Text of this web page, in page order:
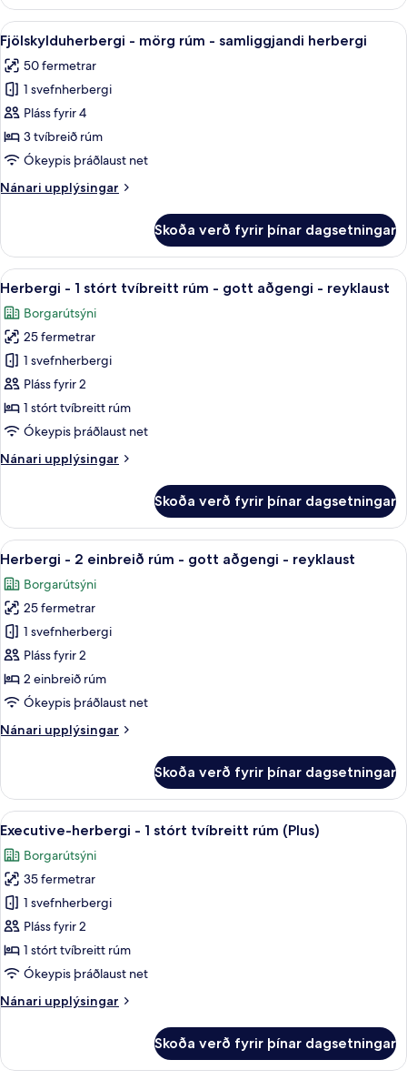
reyklaust
-
meðalstórt
tvíbreitt
rúm
reyklaust
Skoða
allar
myndir
fyrir
Fjölskylduherbergi
-
mörg
-
12
Fjölskylduherbergi - mörg rúm - samliggjandi herbergi
50 fermetrar
1 svefnherbergi
Pláss fyrir 4
3 tvíbreið rúm
Ókeypis þráðlaust net
Nánari upplýsingar
Nánari
-
mörg
rúm
samliggjandi
herbergi
Skoða verð fyrir þínar dagsetningar
Skoða
allar
myndir
fyrir
Herbergi
-
1
stórt
tvíbreitt
rúm
aðgengi
-
reyklaust
Ofnæmisprófaður sængurfatnaður,
7
Herbergi - 1 stórt tvíbreitt rúm - gott aðgengi - reyklaust
Borgarútsýni
25 fermetrar
1 svefnherbergi
Pláss fyrir 2
1 stórt tvíbreitt rúm
Ókeypis þráðlaust net
Nánari upplýsingar
Nánari
-
stórt
tvíbreitt
rúm
gott
aðgengi
reyklaust
Skoða verð fyrir þínar dagsetningar
Skoða
allar
myndir
fyrir
Herbergi
-
2
einbreið
-
-
reyklaust
Herbergi - 2 einbreið rúm - gott
14
Herbergi - 2 einbreið rúm - gott aðgengi - reyklaust
Borgarútsýni
25 fermetrar
1 svefnherbergi
Pláss fyrir 2
2 einbreið rúm
Ókeypis þráðlaust net
Nánari upplýsingar
Nánari
-
einbreið
-
gott
aðgengi
reyklaust
Skoða verð fyrir þínar dagsetningar
Skoða
allar
myndir
fyrir
Executive-
herbergi
-
1
tvíbreitt
Ofnæmisprófaður sængurfatnaður,
9
Executive-herbergi - 1 stórt tvíbreitt rúm (Plus)
Borgarútsýni
35 fermetrar
1 svefnherbergi
Pláss fyrir 2
1 stórt tvíbreitt rúm
Ókeypis þráðlaust net
Nánari upplýsingar
Nánari
herbergi
Skoða verð fyrir þínar dagsetningar